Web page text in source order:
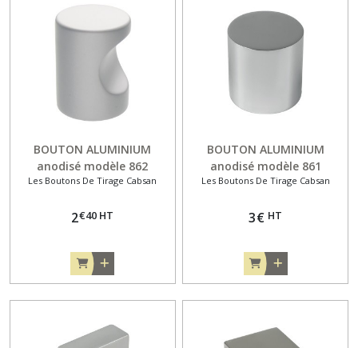
BOUTON ALUMINIUM
anodisé modèle 862
Les Boutons De Tirage Cabsan
2€40 HT
BOUTON ALUMINIUM
anodisé modèle 861
Les Boutons De Tirage Cabsan
3€ HT